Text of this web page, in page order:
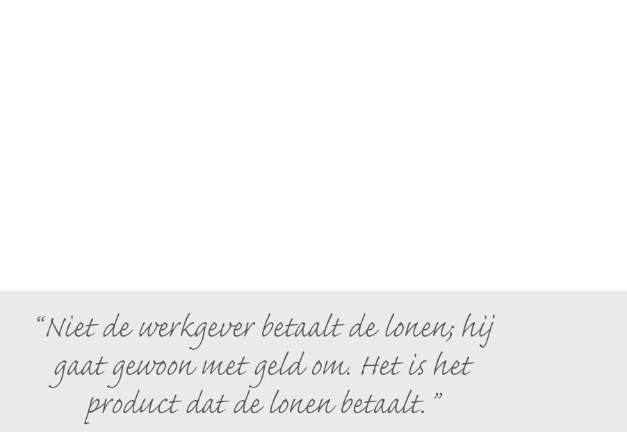
Niet de werkgever betaalt de lonen; hij
gaat gewoon met geld om. Het is het
product dat de lonen betaalt.